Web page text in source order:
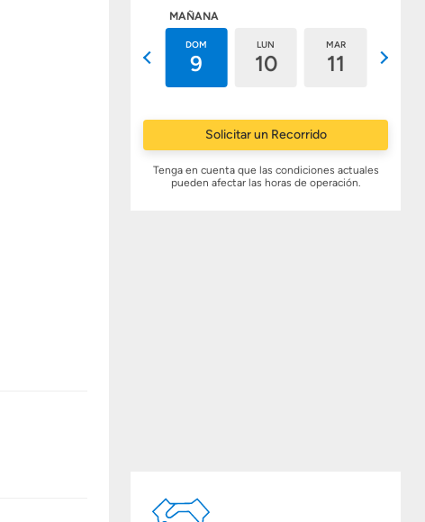
MAÑANA
DOM
9
LUN
10
MAR
11
Solicitar un Recorrido
Tenga en cuenta que las condiciones actuales
pueden afectar las horas de operación.